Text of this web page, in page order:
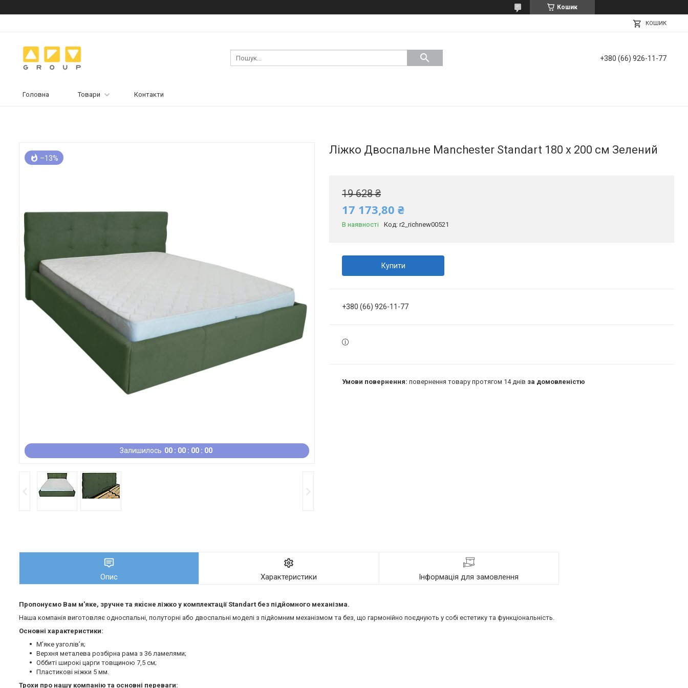
Кошик
КОШИК
+380 (66) 926-11-77
Головна Товари Контакти
Залишилось 00 00 00 00
–13%
Ліжко Двоспальне Manchester Standart 180 х 200 см Зелений
19 628 ₴
17 173,80 ₴
В наявності Код: r2_richnew00521
Купити
+380 (66) 926-11-77
повернення товару протягом 14 днів за домовленістю
Опис Характеристики Інформація для замовлення
Пропонуємо Вам м'яке, зручне та якiсне ліжко у комплектації Standart без підйомного механізма.
Наша компанія виготовляє односпальні, полуторні або двоспальні моделі з підйомним механізмом та без, що гармонійно поєднують у собі естетику та функціональність.
Основні характеристики:
М’яке узголів’я;
Верхня металева розбірна рама з 36 ламелями;
Оббиті широкі царги товщиною 7,5 см;
Пластикові ніжки 5 мм.
Трохи про нашу компанію та основні переваги: